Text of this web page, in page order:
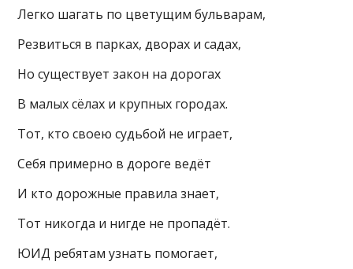
Легко шагать по цветущим бульварам,
Резвиться в парках, дворах и садах,
Но существует закон на дорогах
В малых сёлах и крупных городах.
Тот, кто своею судьбой не играет,
Себя примерно в дороге ведёт
И кто дорожные правила знает,
Тот никогда и нигде не пропадёт.
ЮИД ребятам узнать помогает,